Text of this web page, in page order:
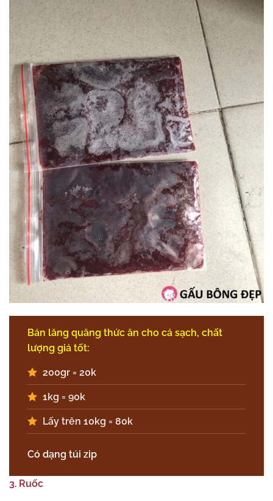
Bán lăng quăng thức ăn cho cá sạch, chất
lượng giá tốt:
200gr = 20k
1kg = 90k
Lấy trên 10kg = 80k
Có dạng túi zip
3. Ruốc